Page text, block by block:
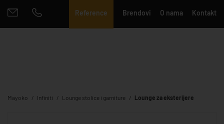
Reference Brendovi O nama Kontakt
Mayoko Infiniti Lounge stolice i garniture Lounge za eksterijere